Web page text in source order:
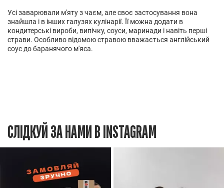
Усі заварювали м'яту з чаєм, але своє застосування вона
знайшла і в інших галузях кулінарії. Її можна додати в
кондитерські вироби, випічку, соуси, маринади і навіть перші
страви. Особливо відомою стравою вважається англійський
соус до баранячого м'яса.
СЛІДКУЙ ЗА НАМИ В INSTAGRAM